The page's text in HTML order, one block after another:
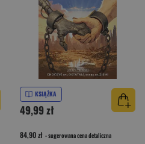
KSIĄŻKA
49,99 zł
84,90 zł - sugerowana cena detaliczna